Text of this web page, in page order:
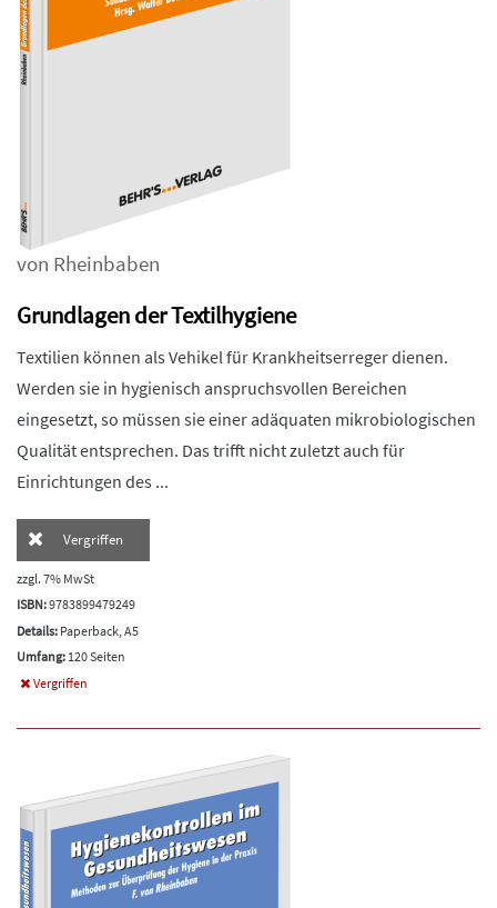
von Rheinbaben
Grundlagen der Textilhygiene
Textilien können als Vehikel für Krankheitserreger dienen.
Werden sie in hygienisch anspruchsvollen Bereichen
eingesetzt, so müssen sie einer adäquaten mikrobiologischen
Qualität entsprechen. Das trifft nicht zuletzt auch für
Einrichtungen des ...
Vergriffen
zzgl. 7% MwSt
ISBN:9783899479249
Details: Paperback, A5
Umfang: 120 Seiten
Vergriffen